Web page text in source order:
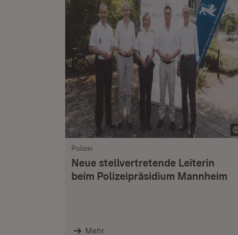
Polizei
Neue stellvertretende Leiterin
beim Polizeipräsidium Mannheim
Mehr